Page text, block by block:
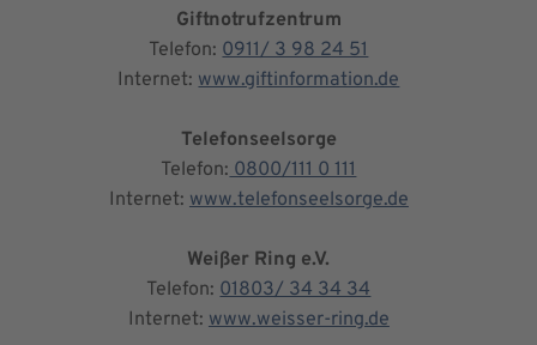
Giftnotrufzentrum
Telefon: 0911/ 3 98 24 51
Internet: www.giftinformation.de
Telefonseelsorge
Telefon: 0800/111 0 111
Internet: www.telefonseelsorge.de
Weißer Ring e.V.
Telefon: 01803/ 34 34 34
Internet: www.weisser-ring.de